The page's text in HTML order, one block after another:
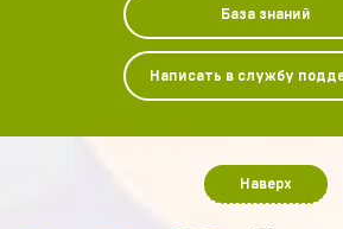
База знаний
Написать в службу
Наверх